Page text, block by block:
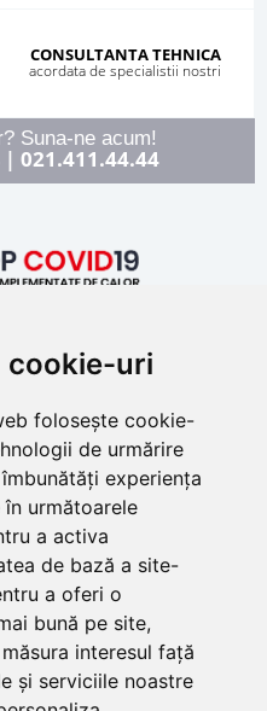
cookie-uri
folosește cookie-
de urmărire
experiența
următoarele
a activa
de bază a site-
a oferi o
bună pe site,
interesul față
și serviciile noastre
CONSULTANTA TEHNICA
acordata de specialistii nostri
Suna-ne acum!
| 021.411.44.44
Bucuresti
13176/1991